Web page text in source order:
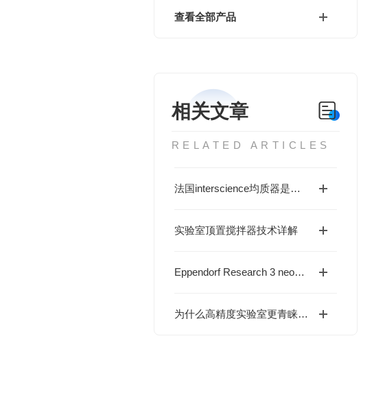
查看全部产品
相关文章
RELATED ARTICLES
法国interscience均质器是如何保障样品纯净度的？
实验室顶置搅拌器技术详解
Eppendorf Research 3 neo——为精准移液而生的人体工学革新
为什么高精度实验室更青睐 InLab® Science Pro-ISM？